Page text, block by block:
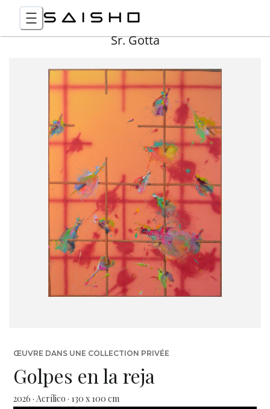
Sr. Gotta
ŒUVRE DANS UNE COLLECTION PRIVÉE
Golpes en la reja
2026 · Acrílico · 130 x 100 cm